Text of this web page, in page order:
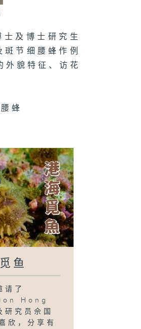
及博士研究生
节细腰蜂作例
外貌特征、访花
蜂
鱼
请了
Hong
究员佘国
欣，分享有